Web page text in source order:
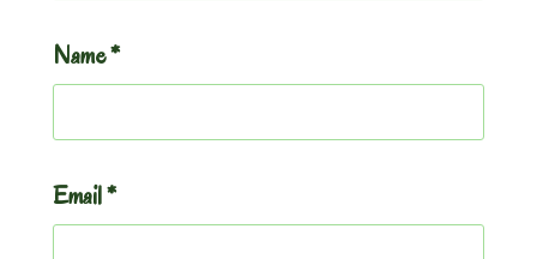
Name*
Email*